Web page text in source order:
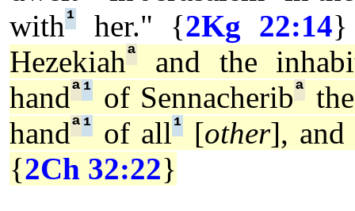
with¹ her." {2Kg 22:14}
Hezekiahª
and the
handª¹ of Sennacheribª
handª¹ of all¹[other], and
{2Ch 32:22}